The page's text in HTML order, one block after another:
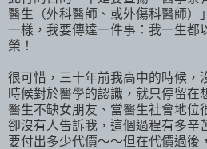
醫生（外科醫師、或外傷科醫師）
一樣，我要傳達一件事：我一生都
榮！
很可惜，三十年前我高中的時候，
時候對於醫學的認識，就只停留在
醫生不缺女朋友、當醫生社會地位
卻沒有人告訴我，這個過程有多辛
要付出多少代價～～但在代價過後